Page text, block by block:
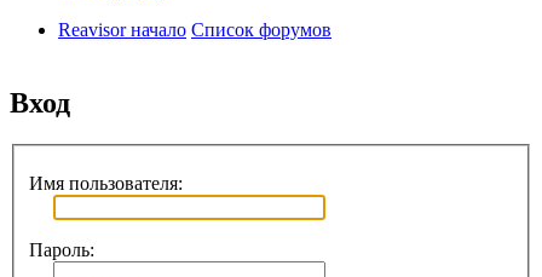
Reavisor начало Список форумов
Вход
Имя пользователя:
Пароль: